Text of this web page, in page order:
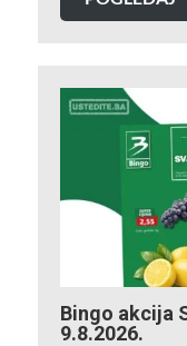
Bingo akcija
9.8.2026.